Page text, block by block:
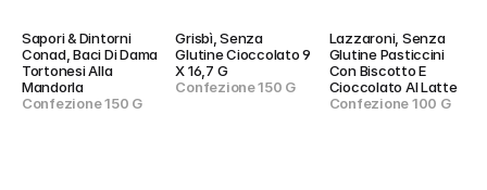
Sapori & Dintorni
Conad, Baci Di Dama
Tortonesi Alla
Mandorla
Confezione 150 G
Grisbì, Senza
Glutine Cioccolato 9
X 16,7 G
Confezione 150 G
Lazzaroni, Senza
Glutine Pasticcini
Con Biscotto E
Cioccolato Al Latte
Confezione 100 G